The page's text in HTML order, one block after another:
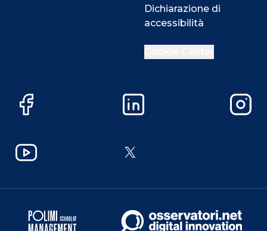
Dichiarazione di
accessibilità
Facebook LinkedIn
YouTube X